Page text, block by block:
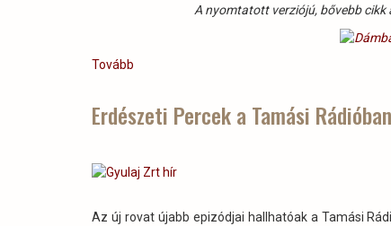
A nyomtatott verziójú, bővebb
Tovább
n
Tolnai
Erdészeti Percek a Tamási Rádióban
Az új rovat újabb epizódjai hallhatóak a Tamási